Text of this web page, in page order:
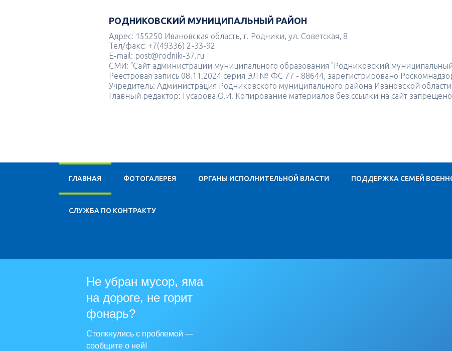
РОДНИКОВСКИЙ МУНИЦИПАЛЬНЫЙ РАЙОН
Адрес: 155250 Ивановская область, г. Родники, ул. Советская, 8
Тел/факс: +7(49336) 2-33-92
E-mail: post@rodniki-37.ru
СМИ: "Сайт администрации муниципального образования "Родниковский
Реестровая запись 08.11.2024 серия ЭЛ № ФС 77 - 88644, зарегистрировано
Учредитель: Администрация Родниковского муниципального района Ивановской области
Главный редактор: Гусарова О.И. Копирование материалов без ссылки на сайт запрещено
ГЛАВНАЯ ФОТОГАЛЕРЕЯ ОРГАНЫ ИСПОЛНИТЕЛЬНОЙ ВЛАСТИ ПОДДЕРЖКА СЕМЕЙ
CЛУЖБА ПО КОНТРАКТУ
Не убран мусор, яма
на дороге, не горит
фонарь?
Столкнулись с проблемой —
сообщите о ней!